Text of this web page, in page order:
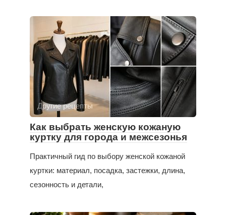
Другие рецепты
Как выбрать женскую кожаную
куртку для города и межсезонья
Практичный гид по выбору женской кожаной
куртки: материал, посадка, застежки, длина,
сезонность и детали,